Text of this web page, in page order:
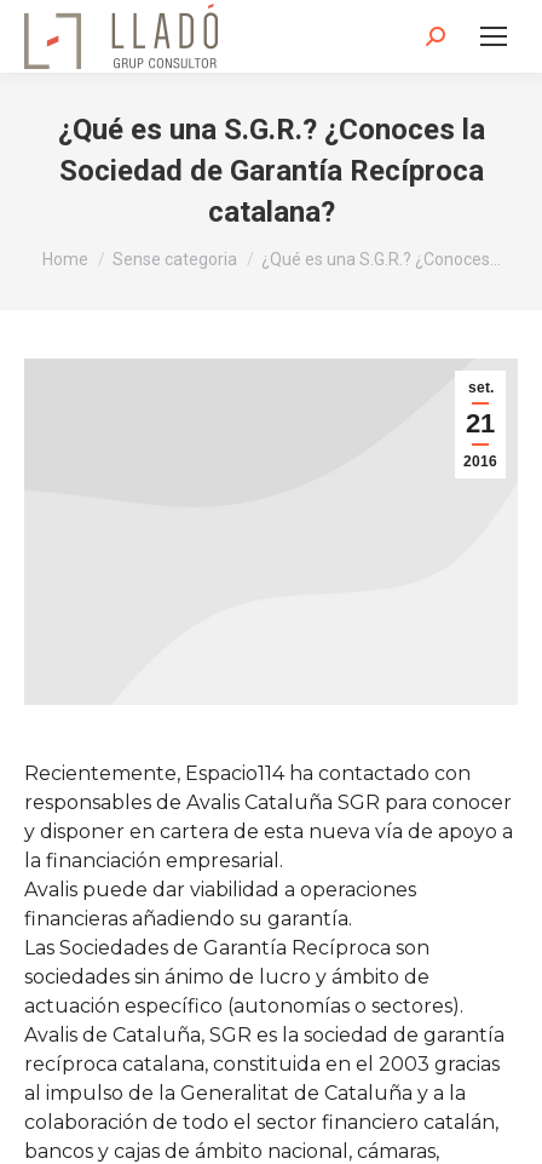
Search:
¿Qué es una S.G.R.? ¿Conoces la
Sociedad de Garantía Recíproca
catalana?
You are here:
Home Sense categoria ¿Qué es una S.G.R.? ¿Conoces…
set.
21
2016
Recientemente, Espacio114 ha contactado con
responsables de Avalis Cataluña SGR para conocer
y disponer en cartera de esta nueva vía de apoyo a
la financiación empresarial.
Avalis puede dar viabilidad a operaciones
financieras añadiendo su garantía.
Las Sociedades de Garantía Recíproca son
sociedades sin ánimo de lucro y ámbito de
actuación específico (autonomías o sectores).
Avalis de Cataluña, SGR es la sociedad de garantía
recíproca catalana, constituida en el 2003 gracias
al impulso de la Generalitat de Cataluña y a la
colaboración de todo el sector financiero catalán,
bancos y cajas de ámbito nacional, cámaras,